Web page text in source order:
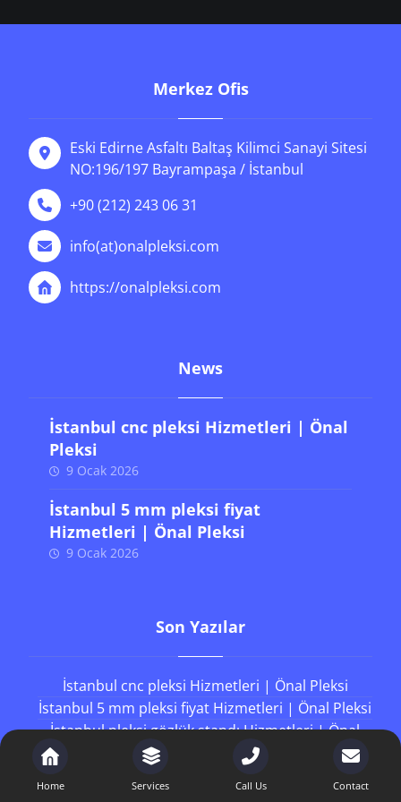
Merkez Ofis
Eski Edirne Asfaltı Baltaş Kilimci Sanayi Sitesi
NO:196/197 Bayrampaşa / İstanbul
+90 (212) 243 06 31
info(at)onalpleksi.com
https://onalpleksi.com
News
İstanbul cnc pleksi Hizmetleri | Önal
Pleksi
9 Ocak 2026
İstanbul 5 mm pleksi fiyat
Hizmetleri | Önal Pleksi
9 Ocak 2026
Son Yazılar
İstanbul cnc pleksi Hizmetleri | Önal Pleksi
İstanbul 5 mm pleksi fiyat Hizmetleri | Önal Pleksi
İstanbul pleksi gözlük standı Hizmetleri | Önal
| Önal Pleksi
Home Services Call Us Contact